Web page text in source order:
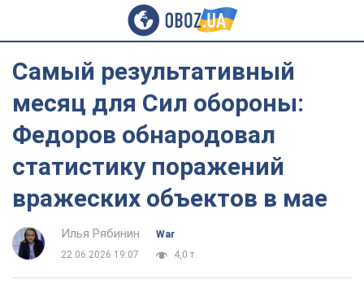
Самый результативный
месяц для Сил обороны:
Федоров обнародовал
статистику поражений
вражеских объектов в мае
Илья Рябинин
War
22.06.2026 19:07
4,0 т.